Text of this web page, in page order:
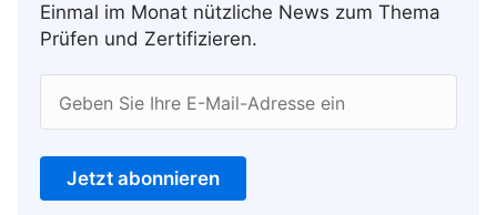
Einmal im Monat nützliche News zum Thema
Prüfen und Zertifizieren.
Geben Sie Ihre E-Mail-Adresse ein
Jetzt abonnieren